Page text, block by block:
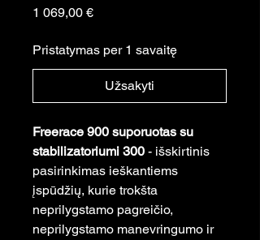
1 069,00 €Price
Pristatymas per 1 savaitę
Užsakyti
Freerace 900 suporuotas su
stabilizatoriumi 300 - išskirtinis
pasirinkimas ieškantiems
įspūdžių, kurie trokšta
neprilygstamo pagreičio,
neprilygstamo manevringumo ir